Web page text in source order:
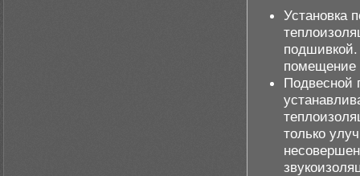
Установка
помещение
Подвесной
только